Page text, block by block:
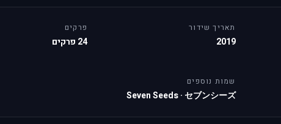
תאריך שידור
2019
פרקים
24 פרקים
שמות נוספים
Seven Seeds·セブンシーズ